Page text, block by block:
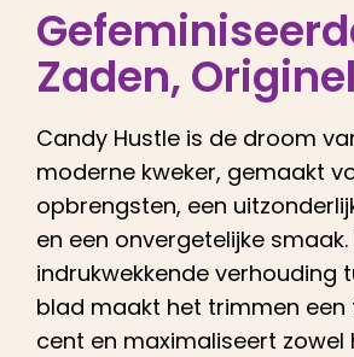
Zaden,
Candy Hustle is de droom
moderne kweker, gemaakt
opbrengsten, een
en een onvergetelijke smaak.
indrukwekkende verhouding
blad maakt het trimmen een
cent en maximaliseert zowel